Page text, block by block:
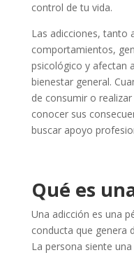
control de tu vida.
Las adicciones, tanto
comportamientos,
psicológico y afectan
bienestar general.
de consumir o
conocer sus
buscar apoyo
Qué es
Una adicción es una
conducta que genera
La persona siente